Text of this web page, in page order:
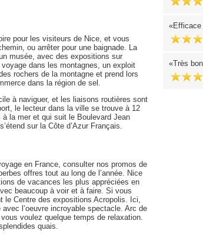
pour les visiteurs de Nice, et vous
ou arrêter pour une baignade. La
musée, avec des expositions sur
voyage dans les montagnes, un exploit
rochers de la montagne et prend lors
dans la région de sel.
à naviguer, et les liaisons routières sont
le lecteur dans la ville se trouve à 12
la mer et qui suit le Boulevard Jean
sur la Côte d’Azur Français.
en France, consulter nos promos de
offres tout au long de l’année. Nice
de vacances les plus appréciées en
beaucoup à voir et à faire. Si vous
Centre des expositions Acropolis. Ici,
l’oeuvre incroyable spectacle. Arc de
voulez quelque temps de relaxation.
quais.
Efficace
Très